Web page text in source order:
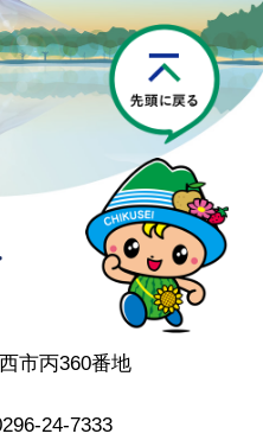
筑西市
市丙360番地
24-7333